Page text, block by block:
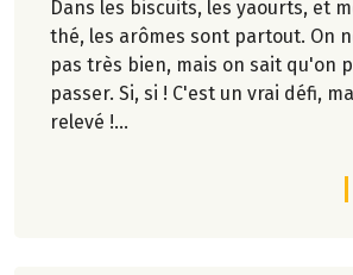
Dans les biscuits, les yaourts, et
thé, les arômes sont partout. On
pas très bien, mais on sait qu'on
passer. Si, si ! C'est un vrai défi,
relevé !